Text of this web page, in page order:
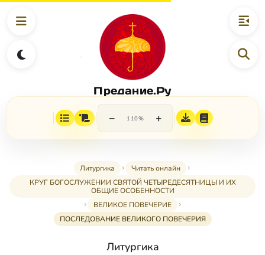
Предание.Ру
− 110% +
Литургика
Читать онлайн
КРУГ БОГОСЛУЖЕНИИ СВЯТОЙ ЧЕТЫРЕДЕСЯТНИЦЫ И ИХ
ОБЩИЕ ОСОБЕННОСТИ
ВЕЛИКОЕ ПОВЕЧЕРИЕ
ПОСЛЕДОВАНИЕ ВЕЛИКОГО ПОВЕЧЕРИЯ
Литургика